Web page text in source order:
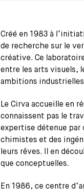
Créé en 1983 à
de recherche sur le
créative. Ce
entre les arts visuels,
ambitions
Le Cirva accueille en
connaissent pas le
expertise détenue par
chimistes et des
leurs rêves. Il en
que conceptuelles.
En 1986, ce centre